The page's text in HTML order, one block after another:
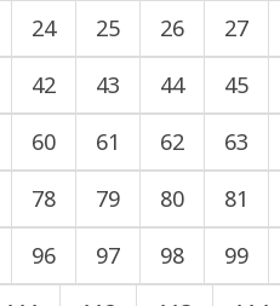
24 25 26
27
42 43 44
45
60 61 62
63
78 79 80
81
96 97 98
99